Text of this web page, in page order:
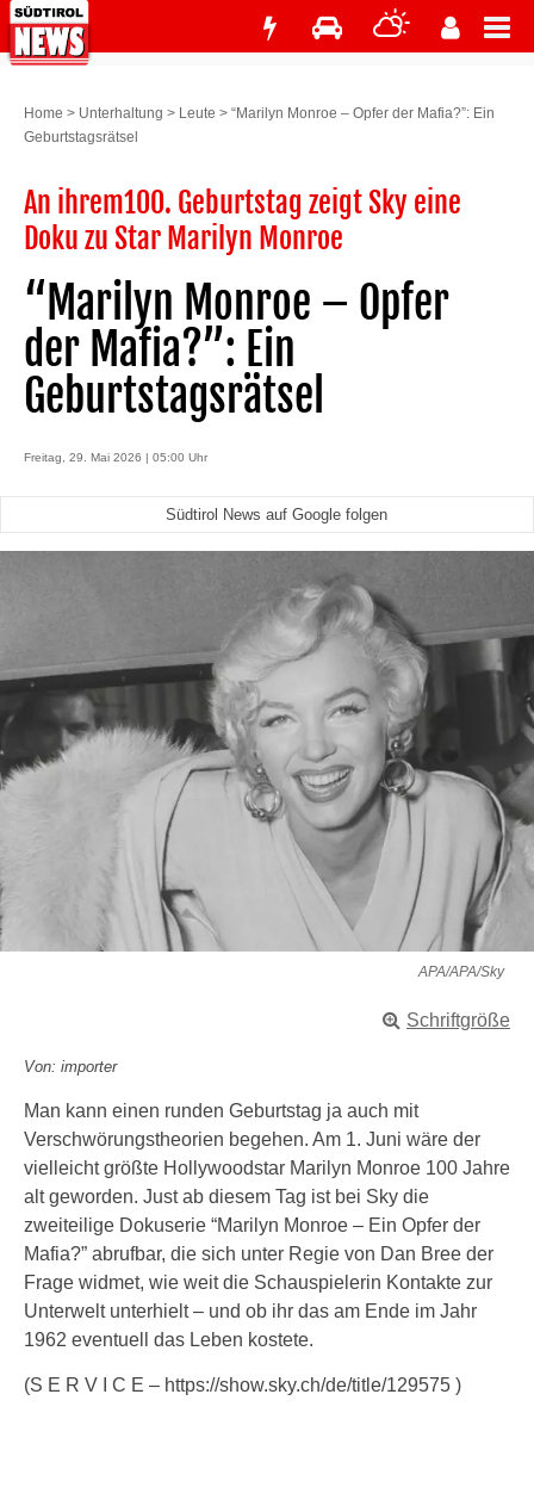
Home > Unterhaltung > Leute > “Marilyn Monroe – Opfer der Mafia?”: Ein
Geburtstagsrätsel
An ihrem100. Geburtstag zeigt Sky eine
Doku zu Star Marilyn Monroe
“Marilyn Monroe – Opfer
der Mafia?”: Ein
Geburtstagsrätsel
Freitag, 29. Mai 2026 | 05:00 Uhr
Südtirol News auf Google folgen
APA/APA/Sky
Schriftgröße
Von: importer
Man kann einen runden Geburtstag ja auch mit
Verschwörungstheorien begehen. Am 1. Juni wäre der
vielleicht größte Hollywoodstar Marilyn Monroe 100 Jahre
alt geworden. Just ab diesem Tag ist bei Sky die
zweiteilige Dokuserie “Marilyn Monroe – Ein Opfer der
Mafia?” abrufbar, die sich unter Regie von Dan Bree der
Frage widmet, wie weit die Schauspielerin Kontakte zur
Unterwelt unterhielt – und ob ihr das am Ende im Jahr
1962 eventuell das Leben kostete.
(S E R V I C E – https://show.sky.ch/de/title/129575 )